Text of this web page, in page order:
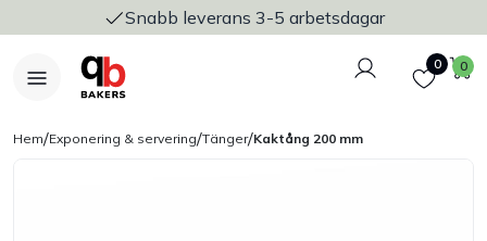
Snabb leverans 3-5 arbetsdagar
Logga in
Favoriter
0 0
Hem/Exponering & servering/Tänger/Kaktång 200 mm